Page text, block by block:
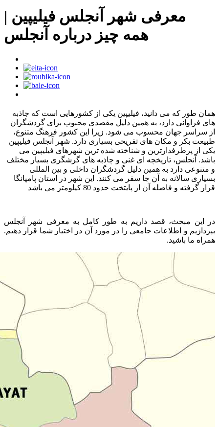
معرفی شهر آنجلس فیلیپین |
همه چیز درباره آنجلس
همان طور که می دانید، فیلیپین یکی از کشورهایی است که جاذبه
‌های فراوانی دارد، به همین دلیل مقصدی محبوب برای گردشگران
از سراسر جهان محسوب می ‌شود. زیرا این کشور فرهنگ متنوع،
طبیعت بکر و مکان های تفریحی بسیاری دارد. شهر آنجلس فیلیپین
یکی از پرطرفدارترین و شناخته شده ترین شهرهای فیلیپین می
باشد. آنجلس، تاریخچه ای غنی و چاذبه های گرشگری بسیار مختلف
و متنوعی دارد به همین دلیل گردشگران داخلی و بین المللی
بسیاری سالانه به آن جا سفر می کنند. این شهر در استان پامپانگا
قرار گرفته و فاصله آن از پایتخت حدود 80 کیلومتر می باشد
در این مبحث، قصد داریم به طور کامل به معرفی شهر آنجلس
بپردازیم و اطلاعات جامعی را در مورد آن در اختیار شما قرار دهیم.
همراه ما باشید.